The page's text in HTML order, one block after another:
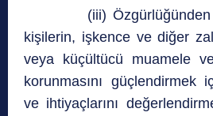
(iii) Özgürlüğünden
kişilerin, işkence ve diğer
veya küçültücü muamele
korunmasını güçlendirmek
ve ihtiyaçlarını